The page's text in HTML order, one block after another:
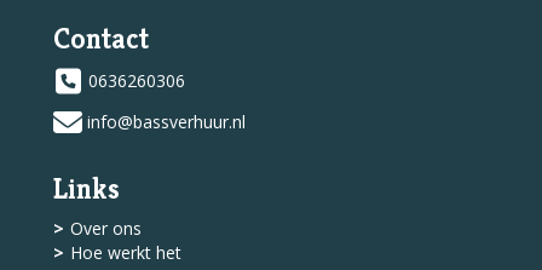
Contact
0636260306
info@bassverhuur.nl
Links
Over ons
Hoe werkt het